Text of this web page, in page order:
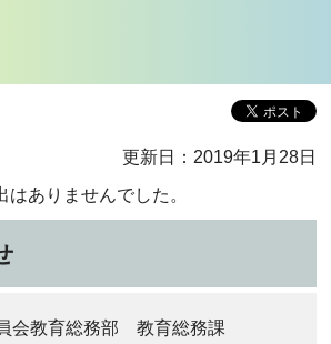
更新日：2019年1月28日
ありませんでした。
会教育総務部 教育総務課